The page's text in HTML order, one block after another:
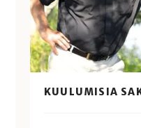
KUULUMISIA